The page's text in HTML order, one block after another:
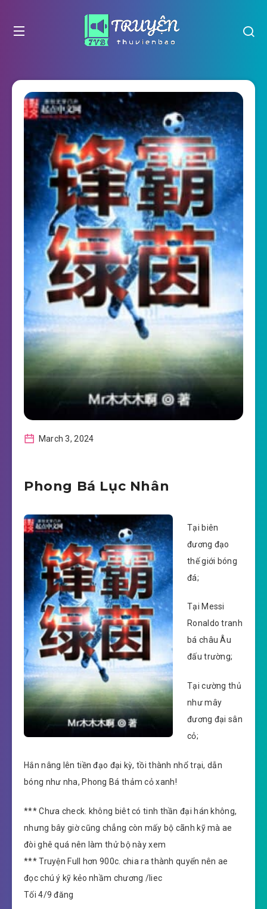
March 3, 2024
Phong Bá Lục Nhân
Tại biên
đương đạo
thế giới bóng
đá;
Tại Messi
Ronaldo tranh
bá châu Âu
đấu trường;
Tại cường thủ
như mây
đương đại sân
cỏ;
Hắn nâng lên tiền đạo đại kỳ, tồi thành nhổ trại, dẫn
bóng như nha, Phong Bá thảm cỏ xanh!
*** Chưa check. không biêt có tinh thần đại hán không,
nhưng bây giờ cũng chẳng còn mấy bộ cãnh kỹ mà ae
đòi ghê quá nên làm thử bộ này xem
*** Truyện Full hơn 900c. chia ra thành quyển nên ae
đọc chú ý kỹ kẻo nhầm chương /liec
Tối 4/9 đăng